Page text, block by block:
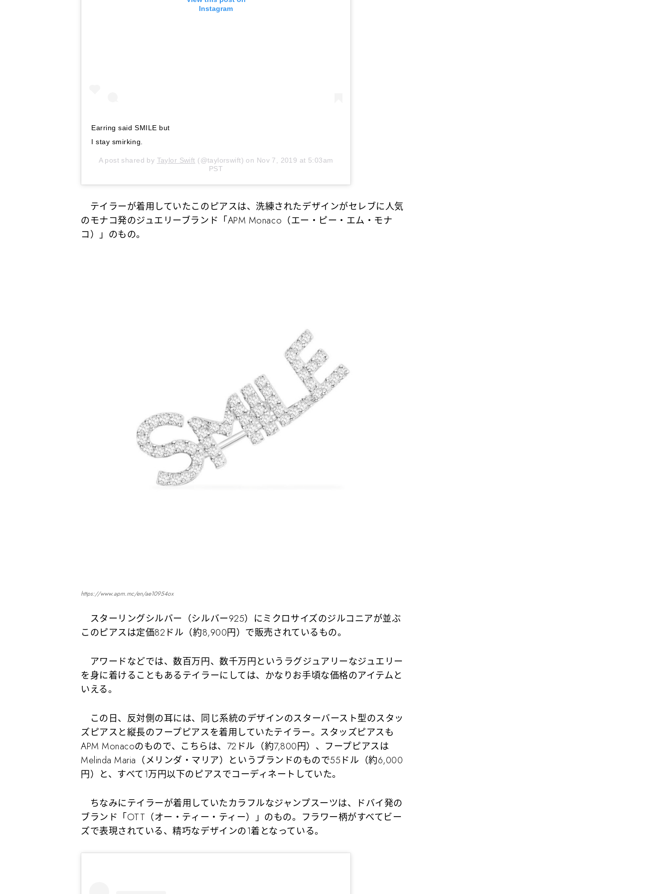
Instagram
Earring said SMILE but
I stay smirking.
A post shared by Taylor Swift (@taylorswift) on Nov 7, 2019 at 5:03am
PST
テイラーが着用していたこのピアスは、洗練されたデザインがセレブに人気
のモナコ発のジュエリーブランド「APM Monaco（エー・ピー・エム・モナ
コ）」のもの。
https://www.apm.mc/en/ae10954ox
スターリングシルバー（シルバー925）にミクロサイズのジルコニアが並ぶ
このピアスは定価82ドル（約8,900円）で販売されているもの。
アワードなどでは、数百万円、数千万円というラグジュアリーなジュエリー
を身に着けることもあるテイラーにしては、かなりお手頃な価格のアイテムと
いえる。
この日、反対側の耳には、同じ系統のデザインのスターバースト型のスタッ
ズピアスと縦長のフープピアスを着用していたテイラー。スタッズピアスも
APM Monacoのもので、こちらは、72ドル（約7,800円）、フープピアスは
Melinda Maria（メリンダ・マリア）というブランドのもので55ドル（約6,000
円）と、すべて1万円以下のピアスでコーディネートしていた。
ちなみにテイラーが着用していたカラフルなジャンプスーツは、ドバイ発の
ブランド「OTT（オー・ティー・ティー）」のもの。フラワー柄がすべてビー
ズで表現されている、精巧なデザインの1着となっている。